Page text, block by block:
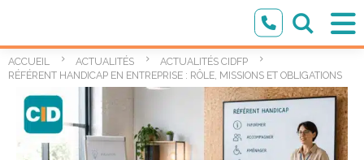
ACCUEIL ACTUALITÉS
ACTUALITÉS CIDFP
RÉFÉRENT HANDICAP EN ENTREPRISE : RÔLE, MISSIONS ET OBLIGATIONS